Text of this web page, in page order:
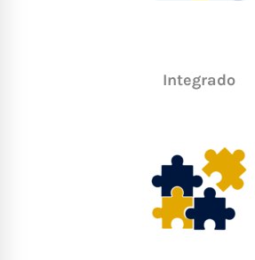
Integrado